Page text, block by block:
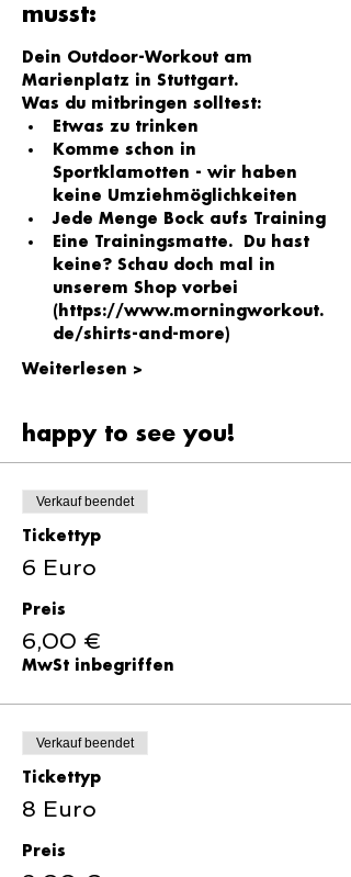
musst:
Dein Outdoor-Workout am
Marienplatz in Stuttgart.
Was du mitbringen solltest:
Etwas zu trinken
Komme schon in
Sportklamotten - wir haben
keine Umziehmöglichkeiten
Jede Menge Bock aufs Training
Eine Trainingsmatte.  Du hast
keine? Schau doch mal in
unserem Shop vorbei
(https://www.morningworkout.
de/shirts-and-more)
Weiterlesen >
happy to see you!
Verkauf beendet
Tickettyp
6 Euro
Preis
6,00 €
MwSt inbegriffen
Verkauf beendet
Tickettyp
8 Euro
Preis